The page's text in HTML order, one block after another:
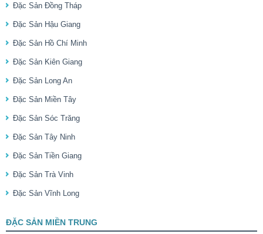
Đặc Sản Đồng Tháp
Đặc Sản Hậu Giang
Đặc Sản Hồ Chí Minh
Đặc Sản Kiên Giang
Đặc Sản Long An
Đặc Sản Miền Tây
Đặc Sản Sóc Trăng
Đặc Sản Tây Ninh
Đặc Sản Tiền Giang
Đặc Sản Trà Vinh
Đặc Sản Vĩnh Long
ĐẶC SẢN MIỀN TRUNG